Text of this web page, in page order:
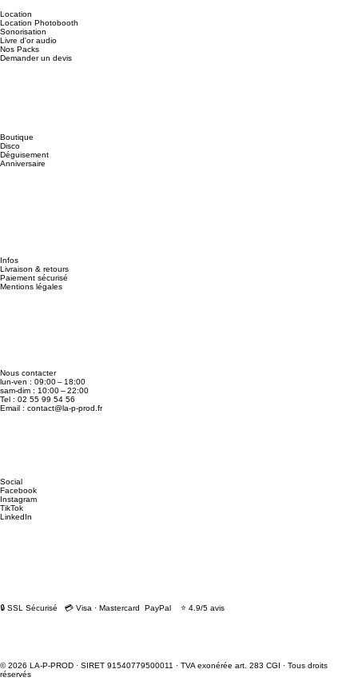
Boutique
Disco
Déguisement
Anniversaire
Location
Location Photobooth
Sonorisation
Livre d'or audio
Nos Packs
Demander un devis
Social
Facebook
Instagram
TikTok
LinkedIn
Infos
Livraison & retours
Paiement sécurisé
Mentions légales
Nous contacter
lun-ven : 09:00 – 18:00
sam-dim : 10:00 – 22:00
Tel : 02 55 99 54 56
Email : contact@la-p-prod.fr
© 2026 LA-P-PROD · SIRET 91540779500011 · TVA exonérée art. 283 CGI · Tous droits
réservés
🔒 SSL Sécurisé 💳 Visa · Mastercard PayPal ⭐ 4.9/5 avis